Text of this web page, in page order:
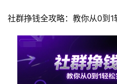
社群挣钱全攻略：教你从0到